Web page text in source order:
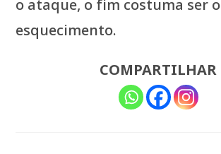
o ataque, o fim costuma ser o
esquecimento.
COMPARTILHAR